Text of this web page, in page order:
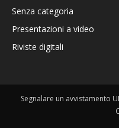
Senza categoria
Presentazioni a video
Riviste digitali
Segnalare un avvistamento